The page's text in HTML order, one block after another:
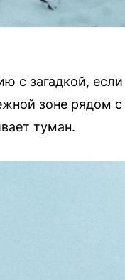
с загадкой, если
зоне рядом с
туман.